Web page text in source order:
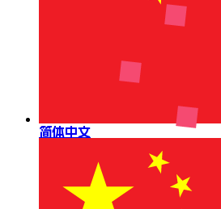
简体中文